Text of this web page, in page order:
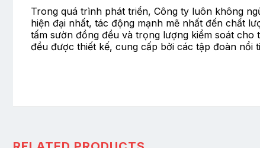
Trong quá trình phát triển, Công ty luôn không
hiện đại nhất, tác động mạnh mẽ nhất đến chất
tấm sườn đồng đều và trọng lượng kiểm soát
đều được thiết kế, cung cấp bởi các tập đoàn